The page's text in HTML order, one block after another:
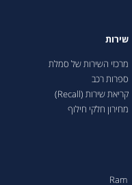
שירות
מרכזי השירות של סמלת
ספרות רכב
קריאת שירות (Recall)
מחירון חלקי חילוף
Ram